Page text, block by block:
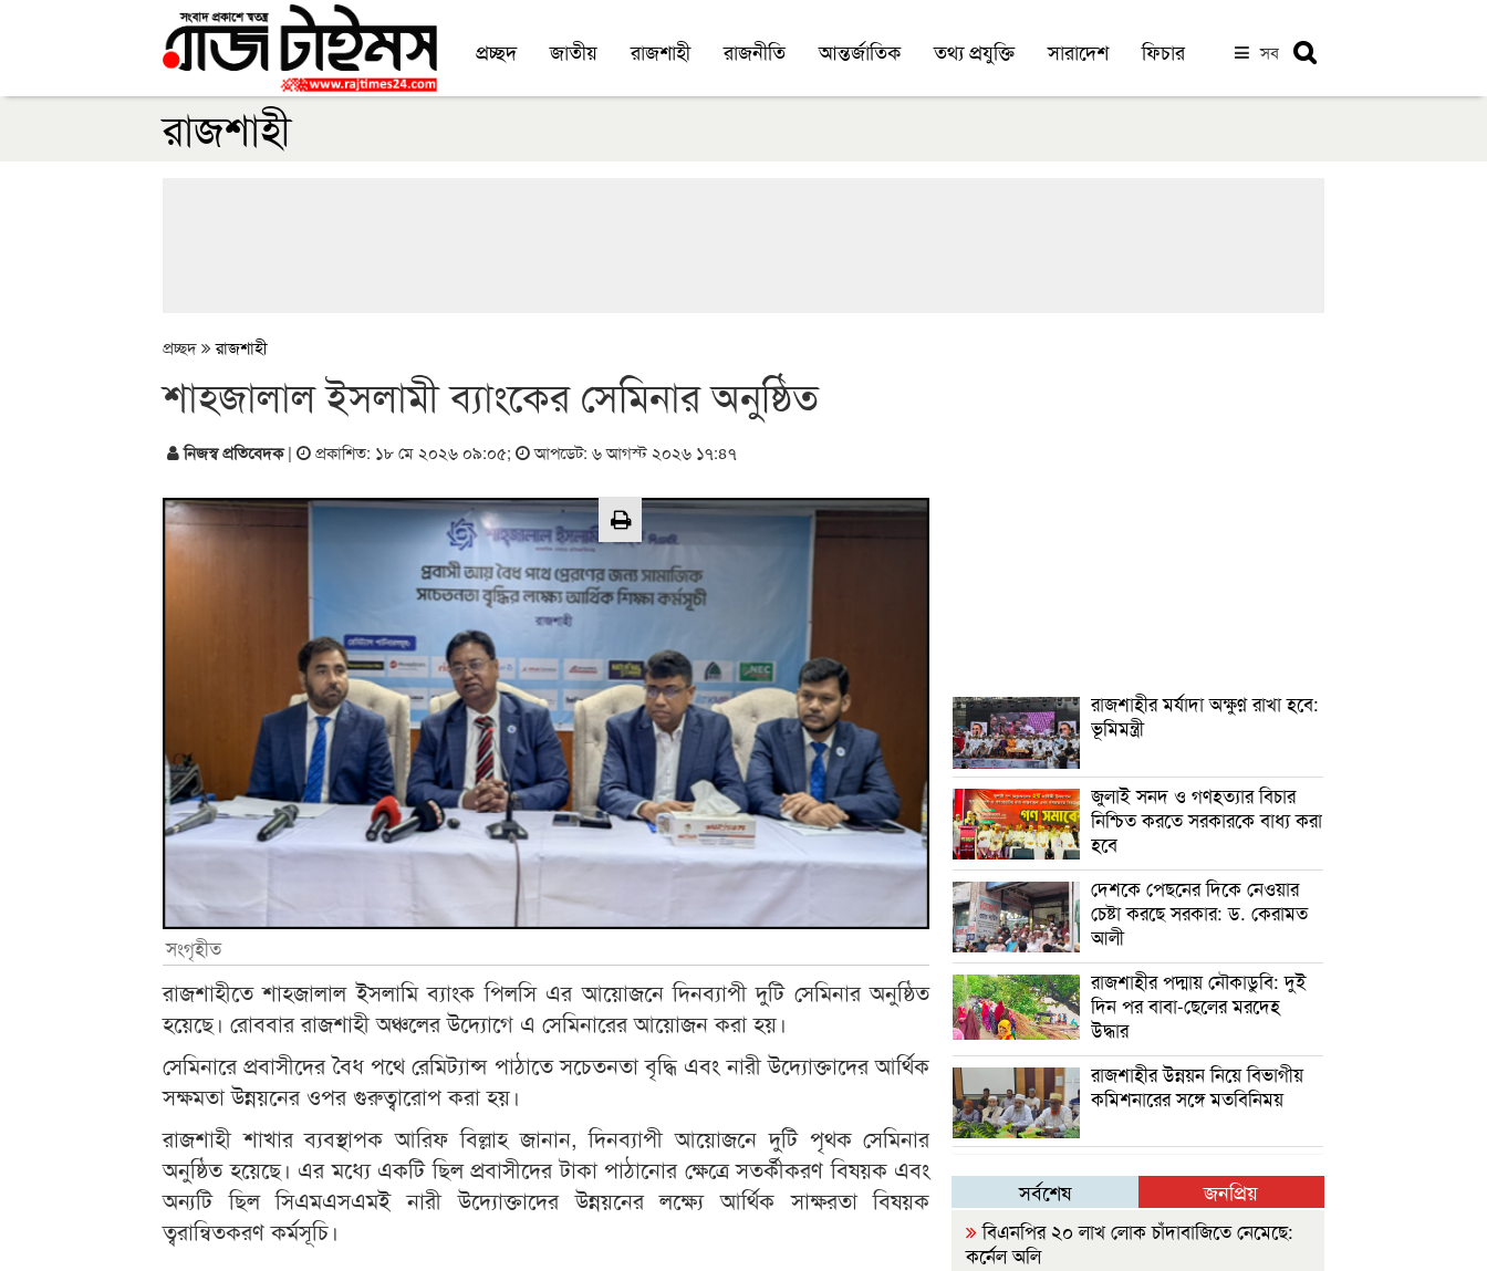
প্রচ্ছদ জাতীয় রাজশাহী রাজনীতি আন্তর্জাতিক তথ্য প্রযুক্তি সারাদেশ ফিচার সব
রাজশাহী
প্রচ্ছদ রাজশাহী
শাহজালাল ইসলামী ব্যাংকের সেমিনার অনুষ্ঠিত
নিজস্ব প্রতিবেদক| প্রকাশিত: ১৮ মে ২০২৬ ০৯:০৫; আপডেট: ৬ আগস্ট ২০২৬ ১৭:৪৭
সংগৃহীত
রাজশাহীতে শাহজালাল ইসলামি ব্যাংক পিলসি এর আয়োজনে দিনব্যাপী দুটি সেমিনার অনুষ্ঠিত
হয়েছে। রোববার রাজশাহী অঞ্চলের উদ্যোগে এ সেমিনারের আয়োজন করা হয়।
সেমিনারে প্রবাসীদের বৈধ পথে রেমিট্যান্স পাঠাতে সচেতনতা বৃদ্ধি এবং নারী উদ্যোক্তাদের আর্থিক
সক্ষমতা উন্নয়নের ওপর গুরুত্বারোপ করা হয়।
রাজশাহী শাখার ব্যবস্থাপক আরিফ বিল্লাহ জানান, দিনব্যাপী আয়োজনে দুটি পৃথক সেমিনার
অনুষ্ঠিত হয়েছে। এর মধ্যে একটি ছিল প্রবাসীদের টাকা পাঠানোর ক্ষেত্রে সতর্কীকরণ বিষয়ক এবং
অন্যটি ছিল সিএমএসএমই নারী উদ্যোক্তাদের উন্নয়নের লক্ষ্যে আর্থিক সাক্ষরতা বিষয়ক
ত্বরান্বিতকরণ কর্মসূচি।
রাজশাহীর মর্যাদা অক্ষুণ্ন রাখা হবে:
ভূমিমন্ত্রী
জুলাই সনদ ও গণহত্যার বিচার
নিশ্চিত করতে সরকারকে বাধ্য করা
হবে
দেশকে পেছনের দিকে নেওয়ার
চেষ্টা করছে সরকার: ড. কেরামত
আলী
রাজশাহীর পদ্মায় নৌকাডুবি: দুই
দিন পর বাবা-ছেলের মরদেহ
উদ্ধার
রাজশাহীর উন্নয়ন নিয়ে বিভাগীয়
কমিশনারের সঙ্গে মতবিনিময়
সর্বশেষ জনপ্রিয়
বিএনপির ২০ লাখ লোক চাঁদাবাজিতে নেমেছে:
কর্নেল অলি